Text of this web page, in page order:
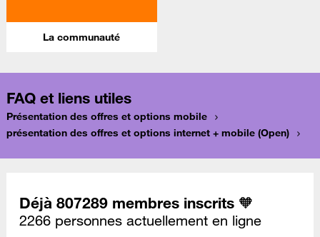
La communauté
FAQ et liens utiles
Présentation des offres et options mobile
présentation des offres et options internet + mobile (Open)
Déjà 807289 membres inscrits 🧡
2266 personnes actuellement en ligne